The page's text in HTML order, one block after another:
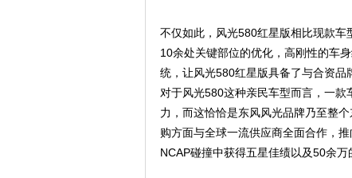
不仅如此， 风光580红星版相比现款车
10余处关键部位的优化，高刚性的车
统，让风光580红星版具备了与合资品
对于风光580这种亲民车型而言，一款
力，而这恰恰是东风风光品牌乃至整
购方面与全球一流供应商全面合作，
NCAP碰撞中获得五星佳绩以及50余万